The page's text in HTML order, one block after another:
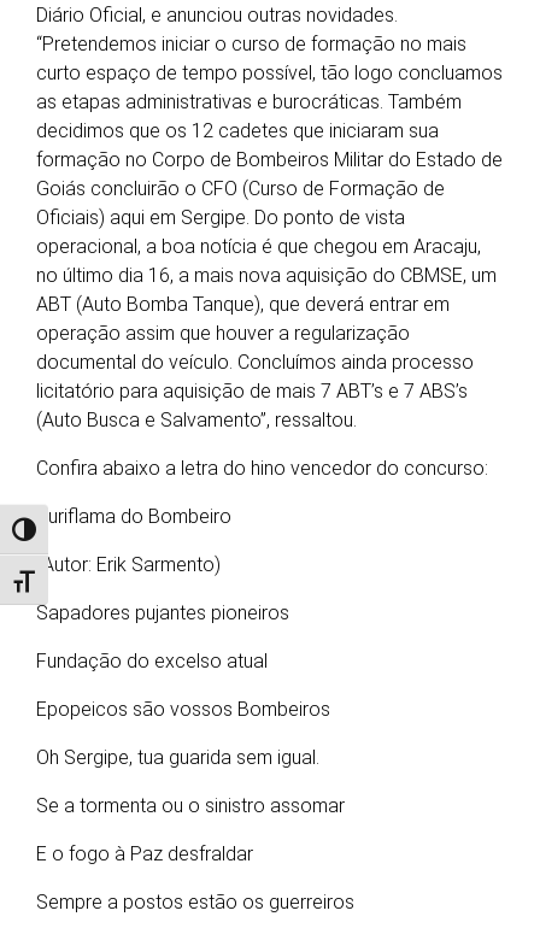
Alternar alto contraste
Alternar tamanho da fonte
Diário Oficial, e anunciou outras novidades.
“Pretendemos iniciar o curso de formação no mais
curto espaço de tempo possível, tão logo concluamos
as etapas administrativas e burocráticas. Também
decidimos que os 12 cadetes que iniciaram sua
formação no Corpo de Bombeiros Militar do Estado de
Goiás concluirão o CFO (Curso de Formação de
Oficiais) aqui em Sergipe. Do ponto de vista
operacional, a boa notícia é que chegou em Aracaju,
no último dia 16, a mais nova aquisição do CBMSE, um
ABT (Auto Bomba Tanque), que deverá entrar em
operação assim que houver a regularização
documental do veículo. Concluímos ainda processo
licitatório para aquisição de mais 7 ABT’s e 7 ABS’s
(Auto Busca e Salvamento”, ressaltou.
Confira abaixo a letra do hino vencedor do concurso:
Auriflama do Bombeiro
(Autor: Erik Sarmento)
Sapadores pujantes pioneiros
Fundação do excelso atual
Epopeicos são vossos Bombeiros
Oh Sergipe, tua guarida sem igual.
Se a tormenta ou o sinistro assomar
E o fogo à Paz desfraldar
Sempre a postos estão os guerreiros